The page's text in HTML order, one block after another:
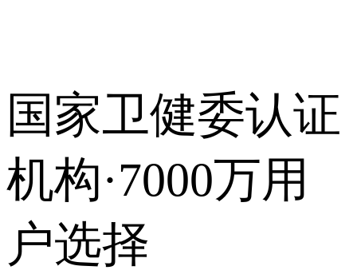
国家卫健委认证
机构·7000万用
户选择